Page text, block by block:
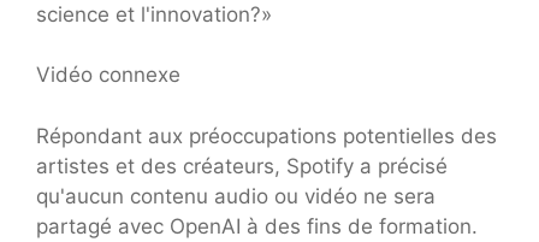
science et l'innovation?»
Vidéo connexe
Répondant aux préoccupations potentielles des
artistes et des créateurs, Spotify a précisé
qu'aucun contenu audio ou vidéo ne sera
partagé avec OpenAI à des fins de formation.